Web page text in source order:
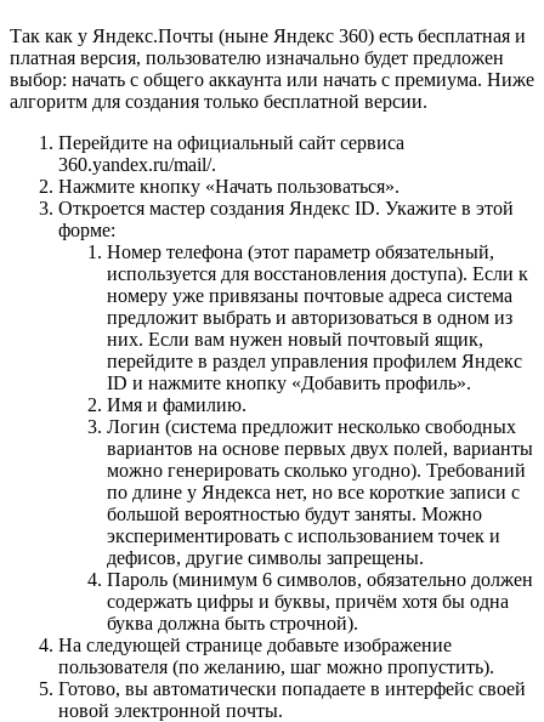
Так как у Яндекс.Почты (ныне Яндекс 360) есть бесплатная и
платная версия, пользователю изначально будет предложен
выбор: начать с общего аккаунта или начать с премиума. Ниже
алгоритм для создания только бесплатной версии.
Перейдите на официальный сайт сервиса
360.yandex.ru/mail/.
Нажмите кнопку «Начать пользоваться».
Откроется мастер создания Яндекс ID. Укажите в этой
форме:
Номер телефона (этот параметр обязательный,
используется для восстановления доступа). Если к
номеру уже привязаны почтовые адреса система
предложит выбрать и авторизоваться в одном из
них. Если вам нужен новый почтовый ящик,
перейдите в раздел управления профилем Яндекс
ID и нажмите кнопку «Добавить профиль».
Имя и фамилию.
Логин (система предложит несколько свободных
вариантов на основе первых двух полей, варианты
можно генерировать сколько угодно). Требований
по длине у Яндекса нет, но все короткие записи с
большой вероятностью будут заняты. Можно
экспериментировать с использованием точек и
дефисов, другие символы запрещены.
Пароль (минимум 6 символов, обязательно должен
содержать цифры и буквы, причём хотя бы одна
буква должна быть строчной).
На следующей странице добавьте изображение
пользователя (по желанию, шаг можно пропустить).
Готово, вы автоматически попадаете в интерфейс своей
новой электронной почты.